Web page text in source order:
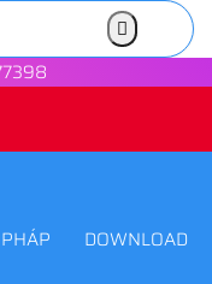
DOWNLOAD